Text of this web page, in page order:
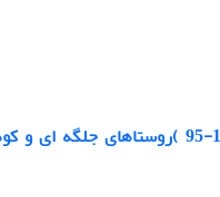
تحلیل تطبیقی اثرات و پیامدهای سیاست گذاری های